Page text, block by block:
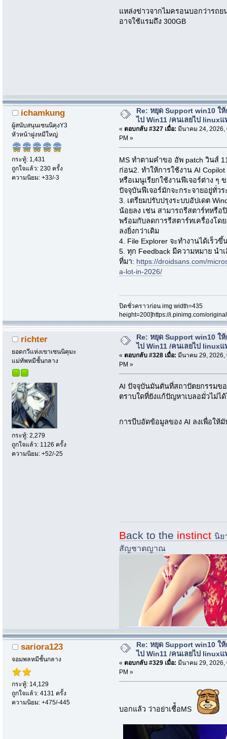
แหล่งข่าวจากไมครอนบอกว่ารถ
อาจใช้แรมถึง 300GB
ichamkung
ผู้สนับสนุนเซนนิคุงY3
หัวหน้าฝูงหมีใหญ่
กระทู้: 1,431
ถูกใจแล้ว: 230 ครั้ง
ความนิยม: +33/-3
Re: หยุด Support win10 ใ
ไป Win11 /คนเลยไป linuxแ
« ตอบกลับ #327 เมื่อ: มีนาคม 24, 2026,
PM »
MS ทำตามคำขอ อัพ patch วินส์
ก่อน2. ทำให้การใช้งาน AI
หรือเมนูเรียกใช้งานฟีเจอร์ต่าง ๆ
ปัจจุบันฟีเจอร์มักจะกระจายอยู่ทั่ว
3. เตรียมปรับปรุงระบบอัปเดต
น้อยลง เช่น สามารถรีสตาร์ทหรือ
พร้อมกับลดการรีสตาร์ทเครื่องโด
ลงยิ่งกว่าเดิม
4. File Explorer จะทำงานได้เร็วขึ้
5. ทุก Feedback มีความหมาย นำ
ที่มา: https://droidsans.com/
a-lot-in-2026/
ปิดชั่วคราวก่อน img width=435
height=200]https://i.pinimg.com/
richter
ยอดกวีแห่งเขาเซนนิคุมะ
แม่ทัพหมีชั้นกลาง
กระทู้: 2,279
ถูกใจแล้ว: 1126 ครั้ง
ความนิยม: +52/-25
Re: หยุด Support win10 ใ
ไป Win11 /คนเลยไป linuxแ
« ตอบกลับ #328 เมื่อ: มีนาคม 29, 2026,
PM »
AI ปัจจุบันมันตันที่สถาปัตยกรรมข
ตราบใดที่ยังแก้ปัญหาเบลอมั่วไม่ไ
การบีบอัดข้อมูลของ AI ลงเพื่อให้
Back to the instinct นิย
สัญชาตญาณ
sariora123
จอมพลหมีชั้นกลาง
กระทู้: 14,129
ถูกใจแล้ว: 4131 ครั้ง
ความนิยม: +475/-445
Re: หยุด Support win10 ใ
ไป Win11 /คนเลยไป linuxแ
« ตอบกลับ #329 เมื่อ: มีนาคม 29, 2026,
PM »
บอกแล้ว ว่าอย่าเชื่้อMS